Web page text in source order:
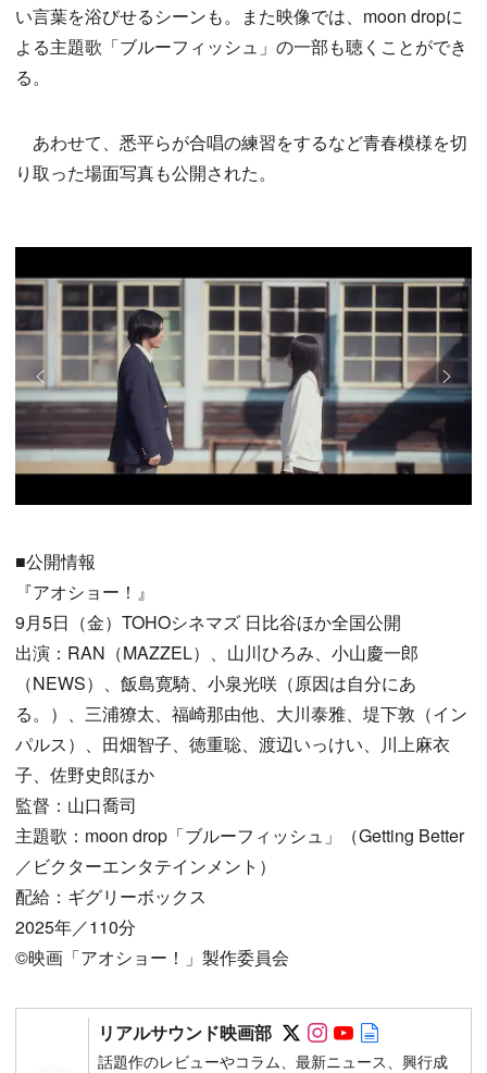
い言葉を浴びせるシーンも。また映像では、moon dropに
よる主題歌「ブルーフィッシュ」の一部も聴くことができ
る。
あわせて、悉平らが合唱の練習をするなど青春模様を切
り取った場面写真も公開された。
■公開情報
『アオショー！』
9月5日（金）TOHOシネマズ 日比谷ほか全国公開
出演：RAN（MAZZEL）、山川ひろみ、小山慶一郎
（NEWS）、飯島寛騎、小泉光咲（原因は自分にあ
る。）、三浦獠太、福崎那由他、大川泰雅、堤下敦（イン
パルス）、田畑智子、徳重聡、渡辺いっけい、川上麻衣
子、佐野史郎ほか
監督：山口喬司
主題歌：moon drop「ブルーフィッシュ」（Getting Better
／ビクターエンタテインメント）
配給：ギグリーボックス
2025年／110分
©映画「アオショー！」製作委員会
リアルサウンド映画部 Follow on SNS
Follow on SNS
Follow on
話題作のレビューやコラム、最新ニュース、興行成